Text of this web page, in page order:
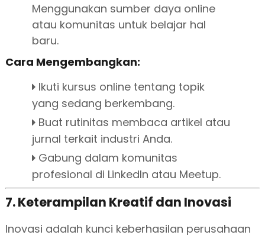
Menggunakan sumber daya online
atau komunitas untuk belajar hal
baru.
Cara Mengembangkan:
Ikuti kursus online tentang topik
yang sedang berkembang.
Buat rutinitas membaca artikel atau
jurnal terkait industri Anda.
Gabung dalam komunitas
profesional di LinkedIn atau Meetup.
7. Keterampilan Kreatif dan Inovasi
Inovasi adalah kunci keberhasilan perusahaan